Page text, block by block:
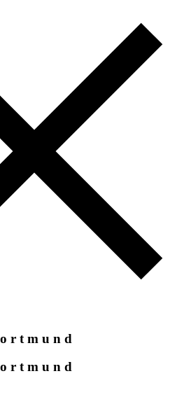
o r t m u n d
o r t m u n d